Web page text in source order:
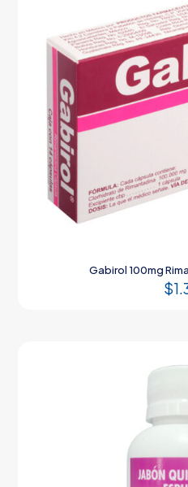
Gabirol 100mg
$